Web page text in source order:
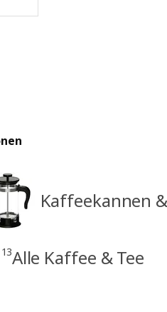
Kaffeekannen
13Alle Kaffee & Tee